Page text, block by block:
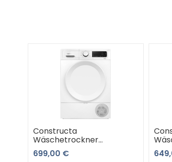
Constructa
Wäschetrockner
CWQ3R401
699,00 €